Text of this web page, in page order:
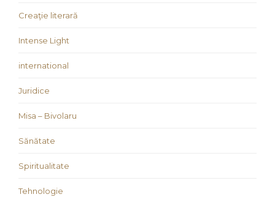
Creaţie literară
Intense Light
international
Juridice
Misa – Bivolaru
Sănătate
Spiritualitate
Tehnologie